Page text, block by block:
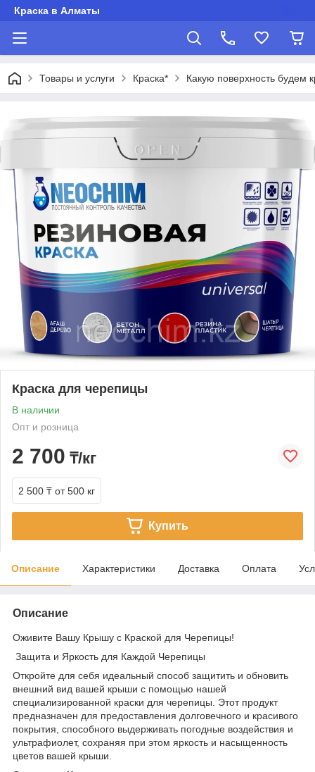
Краска в Алматы
Товары и услуги Краска* Какую поверхность будем
Краска для черепицы
В наличии
Опт и розница
2 700 ₸/кг
2 500 ₸ от 500 кг
Купить
Описание Характеристики Доставка Оплата
Описание
Оживите Вашу Крышу с Краской для Черепицы!
Защита и Яркость для Каждой Черепицы
Откройте для себя идеальный способ защитить и обновить
внешний вид вашей крыши с помощью нашей
специализированной краски для черепицы. Этот продукт
предназначен для предоставления долговечного и красивого
покрытия, способного выдерживать погодные воздействия и
ультрафиолет, сохраняя при этом яркость и насыщенность
цветов вашей крыши.